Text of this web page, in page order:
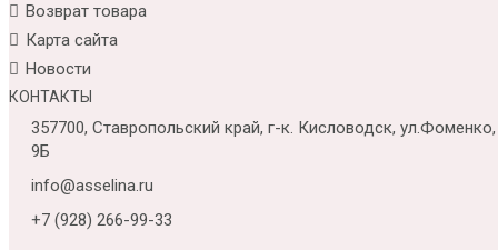
Возврат товара
Карта сайта
Новости
КОНТАКТЫ
357700, Ставропольский край, г-к. Кисловодск, ул.Фоменко,
9Б
info@asselina.ru
+7 (928) 266-99-33